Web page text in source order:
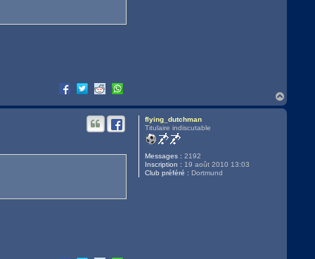
a
flying_dutchman
Titulaire indiscutable
Messages : 2192
Inscription : 19 août 2010 13:03
Club préféré : Dortmund